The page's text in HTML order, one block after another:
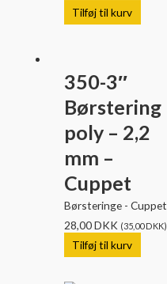
Tilføj til kurv
350-3″
Børstering
poly – 2,2
mm –
Cuppet
Børsteringe - Cuppet
28,00DKK (35,00DKK)
Tilføj til kurv